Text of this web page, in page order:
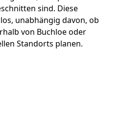
sind. Diese
unabhängig davon, ob
von Buchloe oder
Standorts planen.